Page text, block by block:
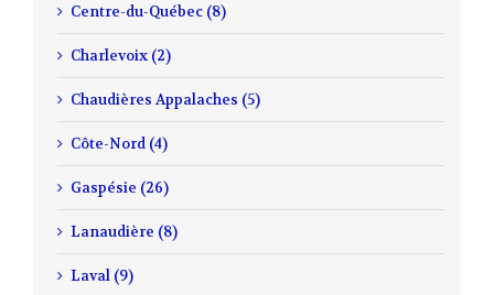
Centre-du-Québec (8)
Charlevoix (2)
Chaudières Appalaches (5)
Côte-Nord (4)
Gaspésie (26)
Lanaudière (8)
Laval (9)